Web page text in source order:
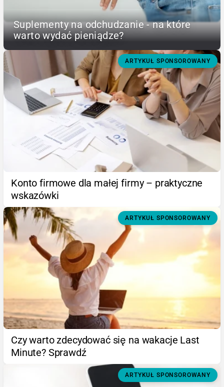
Suplementy na odchudzanie - na które
warto wydać pieniądze?
ARTYKUŁ SPONSOROWANY
Konto firmowe dla małej firmy – praktyczne
wskazówki
ARTYKUŁ SPONSOROWANY
Czy warto zdecydować się na wakacje Last
Minute? Sprawdź
ARTYKUŁ SPONSOROWANY